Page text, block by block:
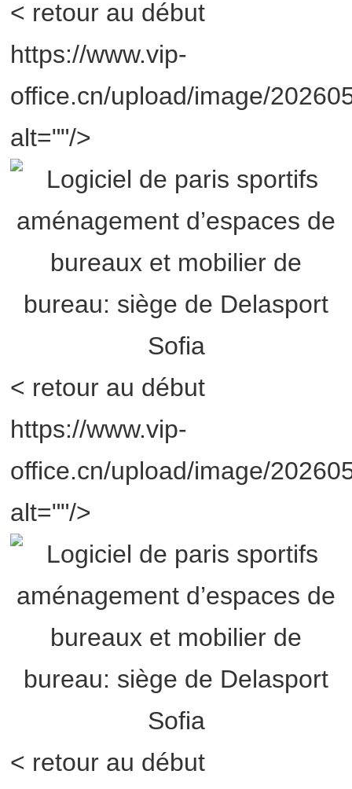
< retour au début
https://www.vip-
office.cn/upload/image/
alt=""/>
< retour au début
https://www.vip-
office.cn/upload/image/
alt=""/>
< retour au début